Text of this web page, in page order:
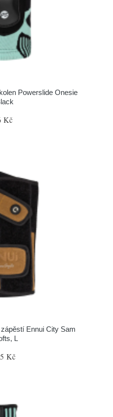
Powerslide Onesie
Kč
Ennui City Sam
L
Kč